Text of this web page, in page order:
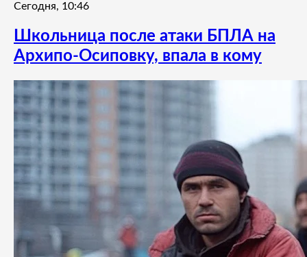
Сегодня, 10:46
Школьница после атаки БПЛА на
Архипо-Осиповку, впала в кому